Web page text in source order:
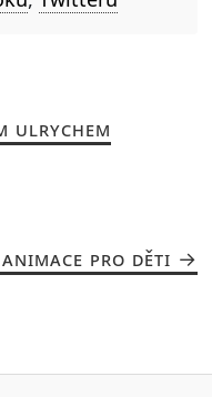
ULRYCHEM
PRO DĚTI